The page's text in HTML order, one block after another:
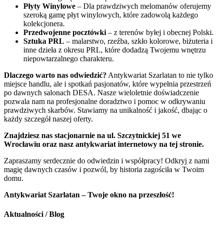
Płyty Winylowe – Dla prawdziwych melomanów oferujemy
szeroką gamę płyt winylowych, które zadowolą każdego
kolekcjonera.
Przedwojenne pocztówki– z terenów byłej i obecnej Polski.
Sztuka PRL – malarstwo, rzeźba, szkło kolorowe, biżuteria i
inne dzieła z okresu PRL, które dodadzą Twojemu wnętrzu
niepowtarzalnego charakteru.
Dlaczego warto nas odwiedzić? Antykwariat Szarlatan to nie tylko
miejsce handlu, ale i spotkań pasjonatów, które wypełnia przestrzeń
po dawnych salonach DESA. Nasze wieloletnie doświadczenie
pozwala nam na profesjonalne doradztwo i pomoc w odkrywaniu
prawdziwych skarbów. Stawiamy na unikalność i jakość, dbając o
każdy szczegół naszej oferty.
Znajdziesz nas stacjonarnie na ul. Szczytnickiej 51 we
Wrocławiu oraz nasz antykwariat internetowy na tej stronie.
Zapraszamy serdecznie do odwiedzin i współpracy! Odkryj z nami
magię dawnych czasów i pozwól, by historia zagościła w Twoim
domu.
Antykwariat Szarlatan – Twoje okno na przeszłość!
Aktualności / Blog